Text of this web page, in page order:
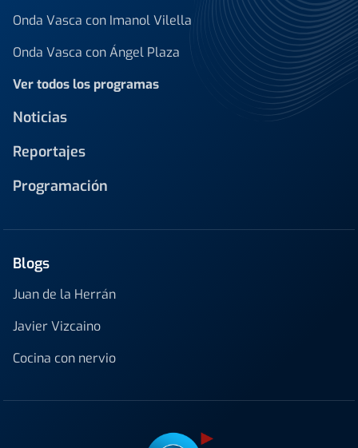
Onda Vasca con Imanol Vilella
Onda Vasca con Ángel Plaza
Ver todos los programas
Noticias
Reportajes
Programación
Blogs
Juan de la Herrán
Javier Vizcaino
Cocina con nervio